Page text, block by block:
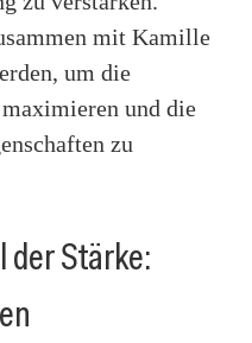
mit Kamille
um die
und die
zu
der Stärke: